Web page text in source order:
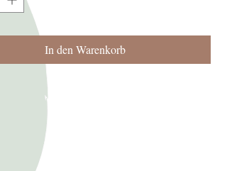
In den Warenkorb